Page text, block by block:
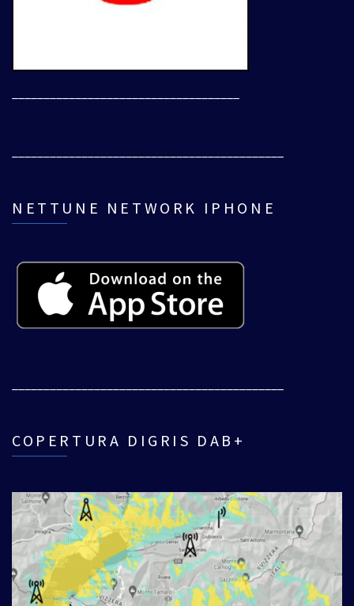
NETTUNE NETWORK IPHONE
COPERTURA DIGRIS DAB+